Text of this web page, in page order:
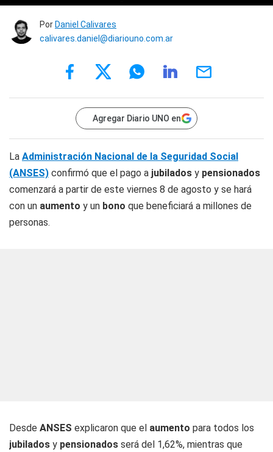
Por Daniel Calivares
calivares.daniel@diariouno.com.ar
Agregar Diario UNO en
La Administración Nacional de la Seguridad Social
(ANSES) confirmó que el pago a jubilados y pensionados
comenzará a partir de este viernes 8 de agosto y se hará
con un aumento y un bono que beneficiará a millones de
personas.
Desde ANSES explicaron que el aumento para todos los
jubilados y pensionados será del 1,62%, mientras que